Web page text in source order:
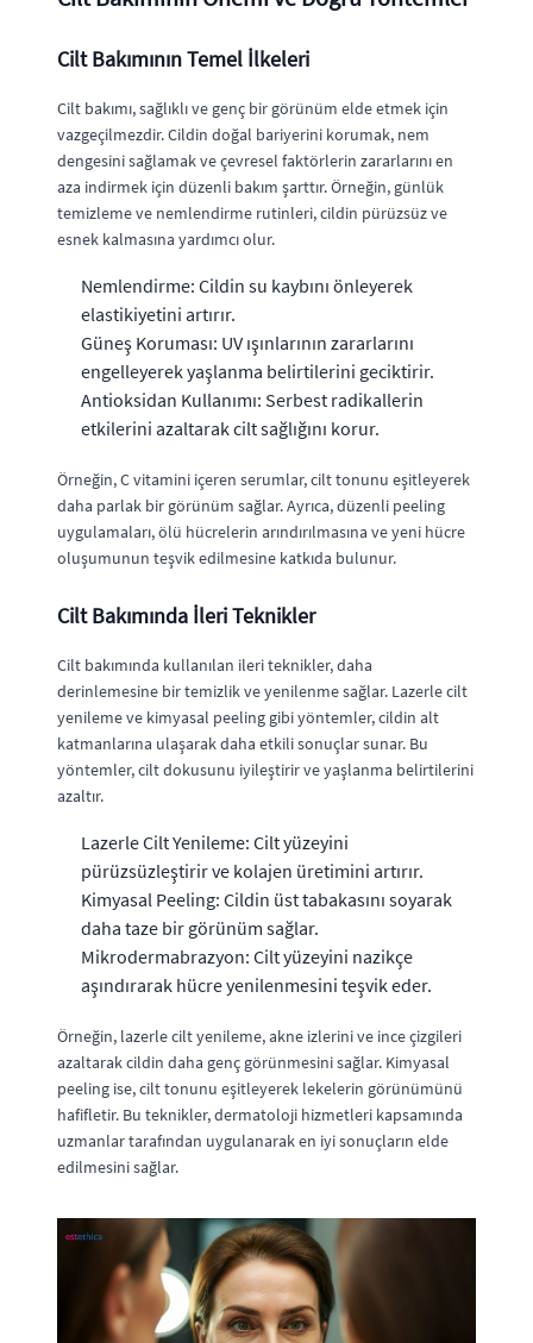
Cilt Bakımının Temel İlkeleri
Cilt bakımı, sağlıklı ve genç bir görünüm elde etmek için
vazgeçilmezdir. Cildin doğal bariyerini korumak, nem
dengesini sağlamak ve çevresel faktörlerin zararlarını en
aza indirmek için düzenli bakım şarttır. Örneğin, günlük
temizleme ve nemlendirme rutinleri, cildin pürüzsüz ve
esnek kalmasına yardımcı olur.
Nemlendirme: Cildin su kaybını önleyerek
elastikiyetini artırır.
Güneş Koruması: UV ışınlarının zararlarını
engelleyerek yaşlanma belirtilerini geciktirir.
Antioksidan Kullanımı: Serbest radikallerin
etkilerini azaltarak cilt sağlığını korur.
Örneğin, C vitamini içeren serumlar, cilt tonunu eşitleyerek
daha parlak bir görünüm sağlar. Ayrıca, düzenli peeling
uygulamaları, ölü hücrelerin arındırılmasına ve yeni hücre
oluşumunun teşvik edilmesine katkıda bulunur.
Cilt Bakımında İleri Teknikler
Cilt bakımında kullanılan ileri teknikler, daha
derinlemesine bir temizlik ve yenilenme sağlar. Lazerle cilt
yenileme ve kimyasal peeling gibi yöntemler, cildin alt
katmanlarına ulaşarak daha etkili sonuçlar sunar. Bu
yöntemler, cilt dokusunu iyileştirir ve yaşlanma belirtilerini
azaltır.
Lazerle Cilt Yenileme: Cilt yüzeyini
pürüzsüzleştirir ve kolajen üretimini artırır.
Kimyasal Peeling: Cildin üst tabakasını soyarak
daha taze bir görünüm sağlar.
Mikrodermabrazyon: Cilt yüzeyini nazikçe
aşındırarak hücre yenilenmesini teşvik eder.
Örneğin, lazerle cilt yenileme, akne izlerini ve ince çizgileri
azaltarak cildin daha genç görünmesini sağlar. Kimyasal
peeling ise, cilt tonunu eşitleyerek lekelerin görünümünü
hafifletir. Bu teknikler, dermatoloji hizmetleri kapsamında
uzmanlar tarafından uygulanarak en iyi sonuçların elde
edilmesini sağlar.